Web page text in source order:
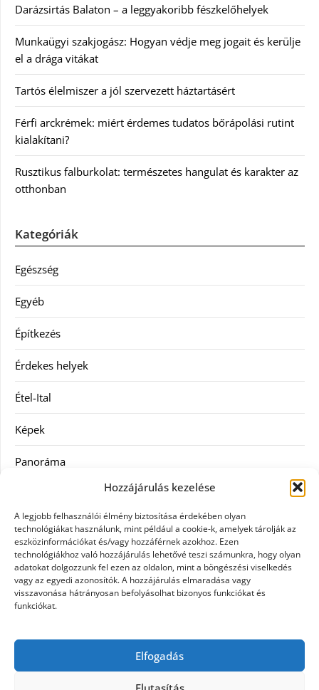
Hozzájárulás kezelése
A legjobb felhasználói élmény biztosítása érdekében olyan
technológiákat használunk, mint például a cookie-k, amelyek tárolják az
eszközinformációkat és/vagy hozzáférnek azokhoz. Ezen
technológiákhoz való hozzájárulás lehetővé teszi számunkra, hogy olyan
adatokat dolgozzunk fel ezen az oldalon, mint a böngészési viselkedés
vagy az egyedi azonosítók. A hozzájárulás elmaradása vagy
visszavonása hátrányosan befolyásolhat bizonyos funkciókat és
funkciókat.
Elfogadás
Darázsirtás Balaton – a leggyakoribb fészkelőhelyek
Munkaügyi szakjogász: Hogyan védje meg jogait és kerülje
el a drága vitákat
Tartós élelmiszer a jól szervezett háztartásért
Férfi arckrémek: miért érdemes tudatos bőrápolási rutint
kialakítani?
Rusztikus falburkolat: természetes hangulat és karakter az
otthonban
Kategóriák
Egészség
Egyéb
Építkezés
Érdekes helyek
Étel-Ital
Képek
Panoráma
Szolgáltatás
Vásárlás
Webáruházak
gin árak